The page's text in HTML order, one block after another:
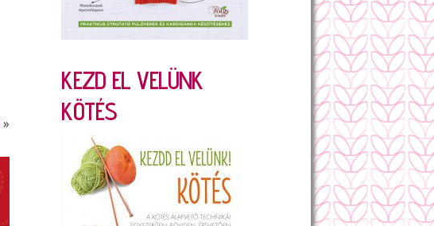
»
KEZD EL VELÜNK
KÖTÉS